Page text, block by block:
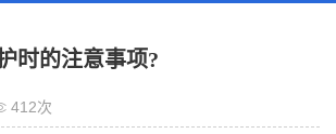
时的注意事项?
412次